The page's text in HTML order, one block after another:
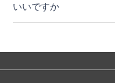
いいですか